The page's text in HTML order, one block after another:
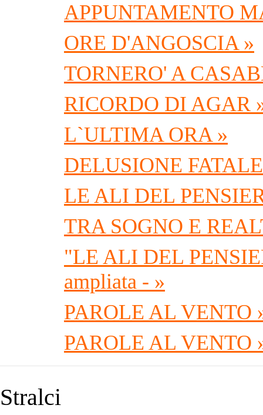
APPUNTAMENTO
ORE D'ANGOSCIA »
TORNERO' A
RICORDO DI AGAR
L`ULTIMA ORA »
DELUSIONE
LE ALI DEL
TRA SOGNO E
"LE ALI DEL
ampliata - »
PAROLE AL VENTO
PAROLE AL VENTO
Stralci